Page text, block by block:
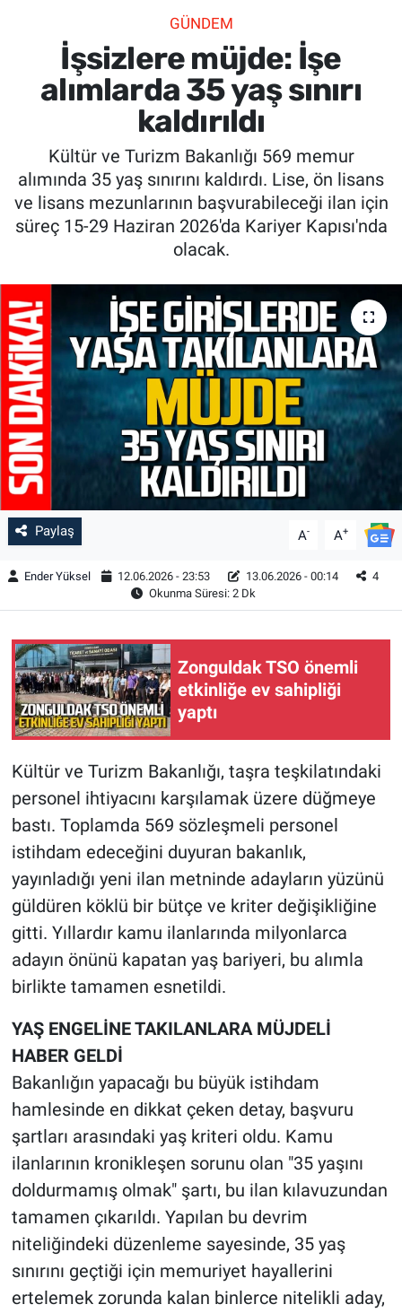
GÜNDEM
İşsizlere müjde: İşe
alımlarda 35 yaş sınırı
kaldırıldı
Kültür ve Turizm Bakanlığı 569 memur
alımında 35 yaş sınırını kaldırdı. Lise, ön lisans
ve lisans mezunlarının başvurabileceği ilan için
süreç 15-29 Haziran 2026'da Kariyer Kapısı'nda
olacak.
Paylaş A- A+
Ender Yüksel 12.06.2026 - 23:53 13.06.2026 - 00:14
4
Okunma Süresi: 2 Dk
Zonguldak TSO önemli
etkinliğe ev sahipliği
yaptı
Kültür ve Turizm Bakanlığı, taşra teşkilatındaki
personel ihtiyacını karşılamak üzere düğmeye
bastı. Toplamda 569 sözleşmeli personel
istihdam edeceğini duyuran bakanlık,
yayınladığı yeni ilan metninde adayların yüzünü
güldüren köklü bir bütçe ve kriter değişikliğine
gitti. Yıllardır kamu ilanlarında milyonlarca
adayın önünü kapatan yaş bariyeri, bu alımla
birlikte tamamen esnetildi.
YAŞ ENGELİNE TAKILANLARA MÜJDELİ
HABER GELDİ
Bakanlığın yapacağı bu büyük istihdam
hamlesinde en dikkat çeken detay, başvuru
şartları arasındaki yaş kriteri oldu. Kamu
ilanlarının kronikleşen sorunu olan "35 yaşını
doldurmamış olmak" şartı, bu ilan kılavuzundan
tamamen çıkarıldı. Yapılan bu devrim
niteliğindeki düzenleme sayesinde, 35 yaş
sınırını geçtiği için memuriyet hayallerini
ertelemek zorunda kalan binlerce nitelikli aday,
SPOR